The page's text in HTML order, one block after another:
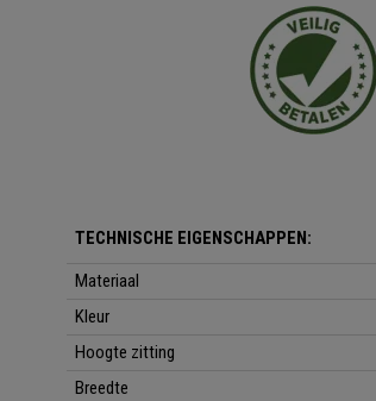
TECHNISCHE EIGENSCHAPPEN:
Materiaal
Kleur
Hoogte zitting
Breedte